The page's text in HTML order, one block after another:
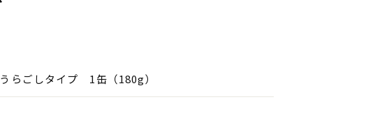
らごしタイプ 1缶（180g）